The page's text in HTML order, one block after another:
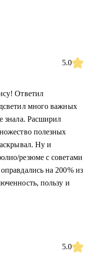
5.0
Ответил
много важных
знала. Расширил
полезных
Ну и
резюме с советами
на 200% из
пользу и
5.0